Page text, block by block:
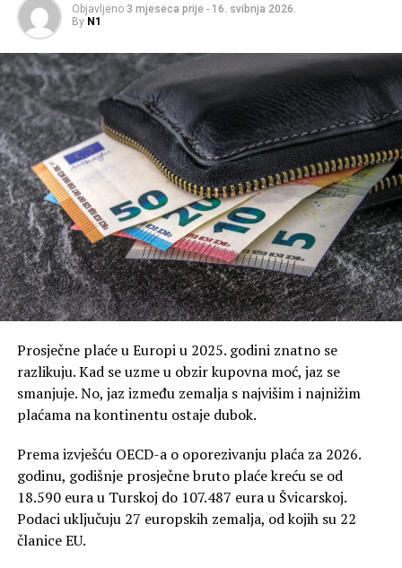
Objavljeno 3 mjeseca prije - 16. svibnja 2026.
By N1
Prosječne plaće u Europi u 2025. godini znatno se
razlikuju. Kad se uzme u obzir kupovna moć, jaz se
smanjuje. No, jaz između zemalja s najvišim i najnižim
plaćama na kontinentu ostaje dubok.
Prema izvješću OECD-a o oporezivanju plaća za 2026.
godinu, godišnje prosječne bruto plaće kreću se od
18.590 eura u Turskoj do 107.487 eura u Švicarskoj.
Podaci uključuju 27 europskih zemalja, od kojih su 22
članice EU.